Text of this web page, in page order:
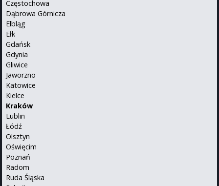
Częstochowa
Dąbrowa Górnicza
Elbląg
Ełk
Gdańsk
Gdynia
Gliwice
Jaworzno
Katowice
Kielce
Kraków
Lublin
Łódź
Olsztyn
Oświęcim
Poznań
Radom
Ruda Śląska